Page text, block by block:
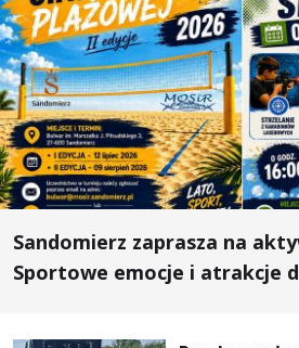
Sandomierz zaprasza na
Sportowe emocje i atrakcje